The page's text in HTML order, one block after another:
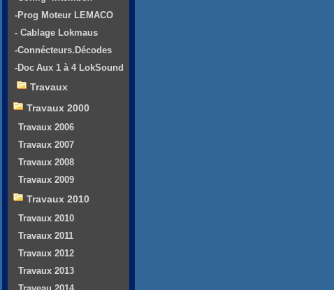
-Prog Moteur LEMACO
- Cablage Lokmaus
-Connécteurs.Décodes
-Doc Aux 1 à 4 LokSound
Travaux
Travaux 2000
Travaux 2006
Travaux 2007
Travaux 2008
Travaux 2009
Travaux 2010
Travaux 2010
Travaux 2011
Travaux 2012
Travaux 2013